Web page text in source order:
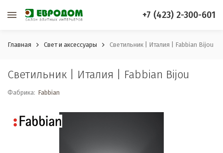
+7 (423) 2-300-601
Главная Свет и аксессуары Светильник | Италия | Fabbian Bijou
Светильник | Италия | Fabbian Bijou
Фабрика: Fabbian